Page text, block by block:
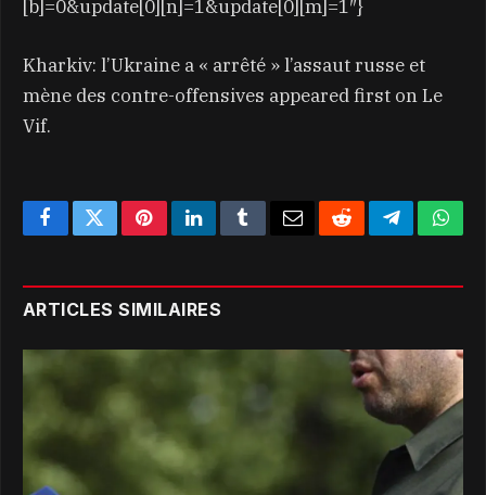
[b]=0&update[0][n]=1&update[0][m]=1″}
Kharkiv: l’Ukraine a « arrêté » l’assaut russe et
mène des contre-offensives appeared first on Le
Vif.
FacebookTwitterPinterestLinkedInTumblr EmailRedditTelegram
ARTICLES SIMILAIRES